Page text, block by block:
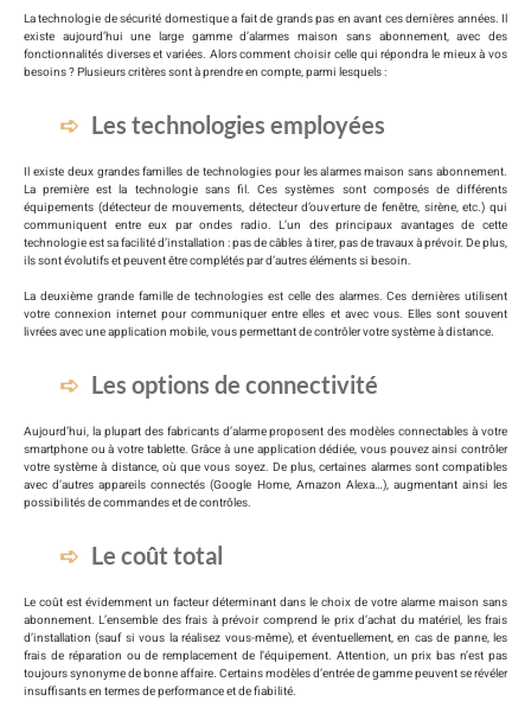
La technologie de sécurité domestique a fait de grands pas en avant ces dernières années. Il
existe aujourd’hui une large gamme d’alarmes maison sans abonnement, avec des
fonctionnalités diverses et variées. Alors comment choisir celle qui répondra le mieux à vos
besoins ? Plusieurs critères sont à prendre en compte, parmi lesquels :
Les technologies employées
Il existe deux grandes familles de technologies pour les alarmes maison sans abonnement.
La première est la technologie sans fil. Ces systèmes sont composés de différents
équipements (détecteur de mouvements, détecteur d’ouverture de fenêtre, sirène, etc.) qui
communiquent entre eux par ondes radio. L’un des principaux avantages de cette
technologie est sa facilité d’installation : pas de câbles à tirer, pas de travaux à prévoir. De plus,
ils sont évolutifs et peuvent être complétés par d’autres éléments si besoin.
La deuxième grande famille de technologies est celle des alarmes. Ces dernières utilisent
votre connexion internet pour communiquer entre elles et avec vous. Elles sont souvent
livrées avec une application mobile, vous permettant de contrôler votre système à distance.
Les options de connectivité
Aujourd’hui, la plupart des fabricants d’alarme proposent des modèles connectables à votre
smartphone ou à votre tablette. Grâce à une application dédiée, vous pouvez ainsi contrôler
votre système à distance, où que vous soyez. De plus, certaines alarmes sont compatibles
avec d’autres appareils connectés (Google Home, Amazon Alexa…), augmentant ainsi les
possibilités de commandes et de contrôles.
Le coût total
Le coût est évidemment un facteur déterminant dans le choix de votre alarme maison sans
abonnement. L’ensemble des frais à prévoir comprend le prix d’achat du matériel, les frais
d’installation (sauf si vous la réalisez vous-même), et éventuellement, en cas de panne, les
frais de réparation ou de remplacement de l’équipement. Attention, un prix bas n’est pas
toujours synonyme de bonne affaire. Certains modèles d’entrée de gamme peuvent se révéler
insuffisants en termes de performance et de fiabilité.